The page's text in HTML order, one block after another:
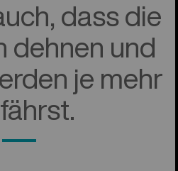
dass die
dehnen und
je mehr